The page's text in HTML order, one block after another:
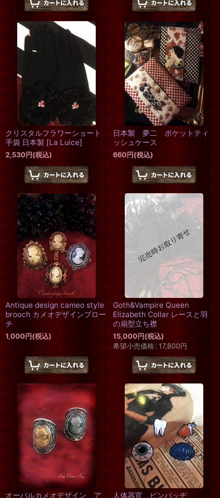
クリスタルフラワーショート
手袋 日本製 [La Luice]
2,530円(税込)
日本製 夢二 ポケットティ
ッシュケース
660円(税込)
Antique design cameo style
brooch カメオデザインブロー
チ
1,000円(税込)
Goth&Vampire Queen
Elizabeth Collar レースと羽
の扇型立ち襟
15,000円(税込)
希望小売価格: 17,800円
オーバルカメオデザイン ア
人体器官 ピンバッヂ